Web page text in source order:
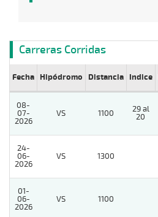
Carreras Corridas
Fecha Hipódromo Distancia Indice
08-
07-
2026
VS 1100
29 al
20
24-
06-
2026
VS 1300
01-
06-
2026
VS 1100